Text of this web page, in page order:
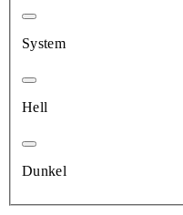
System
Hell
Dunkel